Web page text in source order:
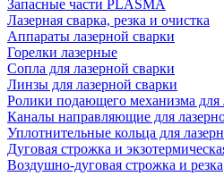
Запасные части PLASMA
Лазерная сварка, резка и очистка
Аппараты лазерной сварки
Горелки лазерные
Сопла для лазерной сварки
Линзы для лазерной сварки
Ролики подающего механизма для
Каналы направляющие для
Уплотнительные кольца для
Дуговая строжка и
Воздушно-дуговая строжка и резка